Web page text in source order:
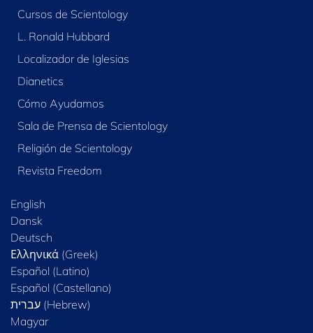
Cursos de Scientology
L. Ronald Hubbard
Localizador de Iglesias
Dianetics
Cómo Ayudamos
Sala de Prensa de Scientology
Religión de Scientology
Revista Freedom
English
Dansk
Deutsch
Ελληνικά (Greek)
Español (Latino)
Español (Castellano)
Magyar